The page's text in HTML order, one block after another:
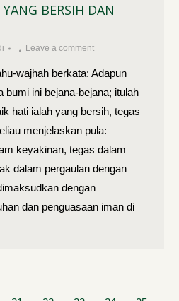
BERSIH DAN
Leave a comment
wajhah berkata: Adapun
bumi ini bejana-bejana; itulah
hati ialah yang bersih, tegas
menjelaskan pula:
keyakinan, tegas dalam
dalam pergaulan dengan
dengan
dan penguasaan iman di